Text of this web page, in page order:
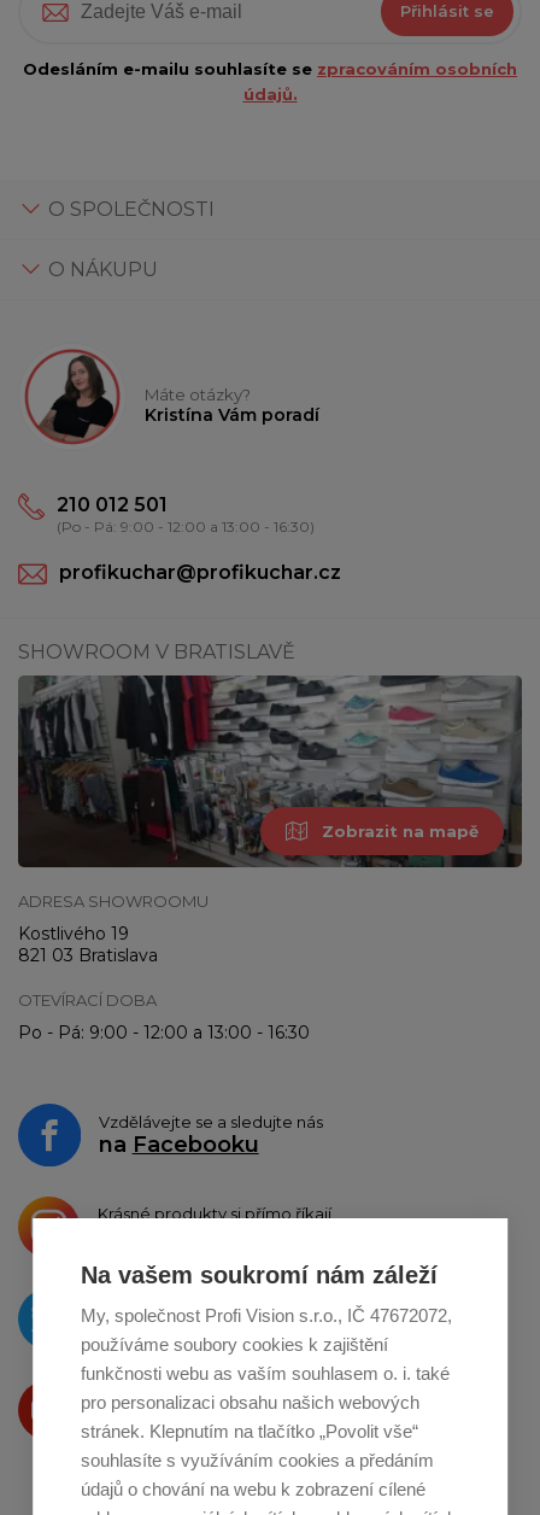
Na vašem soukromí nám záleží
My, společnost Profi Vision s.r.o., IČ 47672072,
používáme soubory cookies k zajištění
funkčnosti webu as vaším souhlasem o. i. také
pro personalizaci obsahu našich webových
stránek. Klepnutím na tlačítko „Povolit vše“
souhlasíte s využíváním cookies a předáním
údajů o chování na webu k zobrazení cílené
Přihlásit se
Odesláním e-mailu souhlasíte se zpracováním osobních
údajů.
O SPOLEČNOSTI
O NÁKUPU
Máte otázky?
Kristína Vám poradí
210 012 501
(Po - Pá: 9:00 - 12:00 a 13:00 - 16:30)
profikuchar@profikuchar.cz
SHOWROOM V BRATISLAVĚ
Zobrazit na mapě
ADRESA SHOWROOMU
Kostlivého 19
821 03 Bratislava
OTEVÍRACÍ DOBA
Po - Pá: 9:00 - 12:00 a 13:00 - 16:30
Vzdělávejte se a sledujte nás
na Facebooku
Krásné produkty si přímo říkají
O novinkách píšeme
naTwitteru
Produkty Vám představujeme
na Youtube